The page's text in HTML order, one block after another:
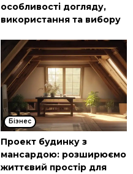
особливості догляду,
використання та вибору
Бізнес
Проект будинку з
мансардою: розширюємо
життєвий простір для